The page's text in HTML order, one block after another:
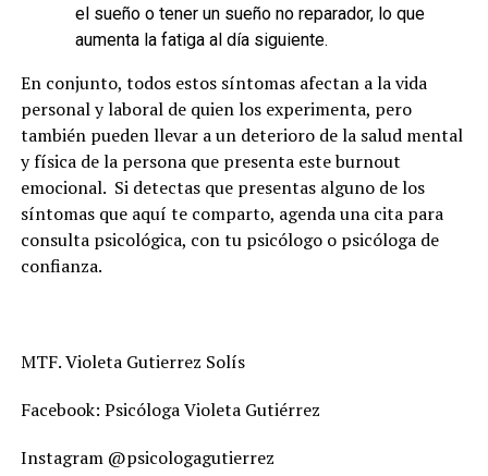
el sueño o tener un sueño no reparador, lo que
aumenta la fatiga al día siguiente.
En conjunto, todos estos síntomas afectan a la vida
personal y laboral de quien los experimenta, pero
también pueden llevar a un deterioro de la salud mental
y física de la persona que presenta este burnout
emocional. Si detectas que presentas alguno de los
síntomas que aquí te comparto, agenda una cita para
consulta psicológica, con tu psicólogo o psicóloga de
confianza.
MTF. Violeta Gutierrez Solís
Facebook: Psicóloga Violeta Gutiérrez
Instagram @psicologagutierrez